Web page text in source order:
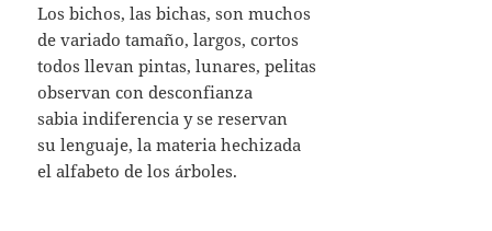
Los bichos, las bichas, son muchos
de variado tamaño, largos, cortos
todos llevan pintas, lunares, pelitas
observan con desconfianza
sabia indiferencia y se reservan
su lenguaje, la materia hechizada
el alfabeto de los árboles.